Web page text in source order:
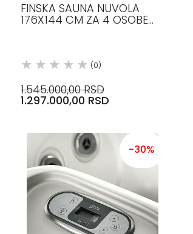
FINSKA SAUNA NUVOLA
176X144 CM ZA 4 OSOBE
(0)
1.545.000,00 RSD
1.297.000,00 RSD
-30%